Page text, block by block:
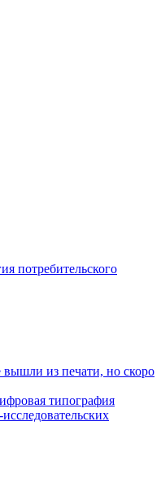
потребительского
из печати, но скоро
типография